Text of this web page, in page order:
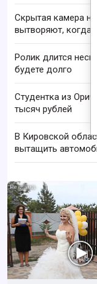
Скрытая камера
вытворяют, когда
Ролик длится
будете долго
Студентка из
тысяч рублей
В Кировской
вытащить